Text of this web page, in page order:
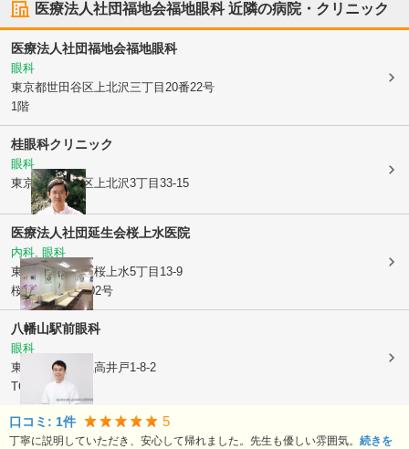
医療法人社団福地会福地眼科近隣の病院・クリニック
医療法人社団福地会福地眼科
眼科
東京都世田谷区上北沢三丁目20番22号
1階
桂眼科クリニック
眼科
東京都世田谷区上北沢3丁目33-15
医療法人社団延生会桜上水医院
内科, 眼科
東京都世田谷区桜上水5丁目13-9
桜上水ヒルズ102号
八幡山駅前眼科
眼科
東京都杉並区
上高井戸1-8-2
TOYA5ビル2階
口コミ: 1件 5
丁寧に説明していただき、安心して帰れました。先生も優しい雰囲気。 続きを